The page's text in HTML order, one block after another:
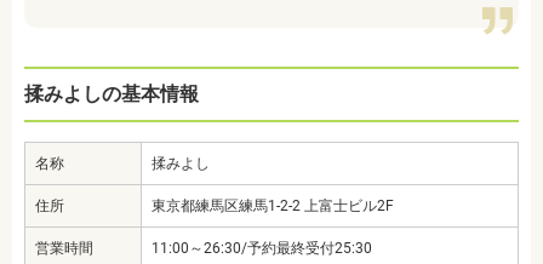
揉みよしの基本情報
名称 揉みよし
住所 東京都練馬区練馬1-2-2 上富士ビル2F
営業時間 11:00～26:30/予約最終受付25:30